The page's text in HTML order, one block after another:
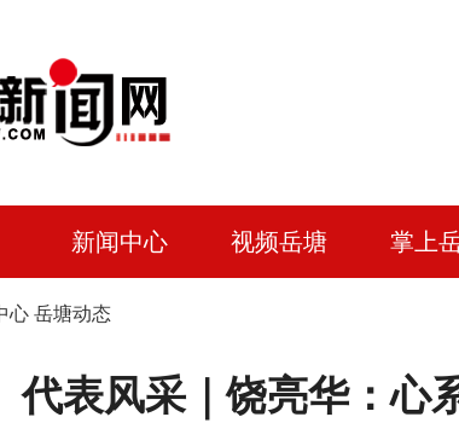
新闻中心 视频岳塘 掌上
心 岳塘动态
代表风采｜饶亮华：心